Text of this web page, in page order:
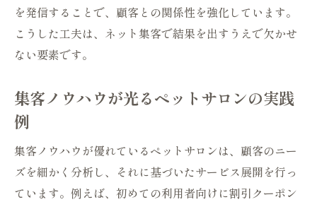
を発信することで、顧客との関係性を強化しています。
こうした工夫は、ネット集客で結果を出すうえで欠かせ
ない要素です。
集客ノウハウが光るペットサロンの実践
例
集客ノウハウが優れているペットサロンは、顧客のニー
ズを細かく分析し、それに基づいたサービス展開を行っ
ています。例えば、初めての利用者向けに割引クーポン